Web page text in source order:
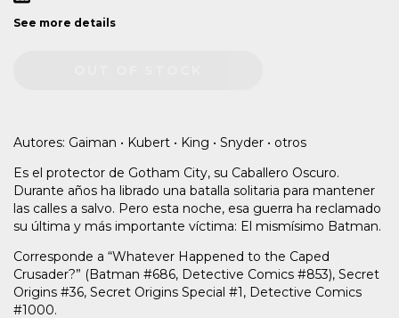
See more details
Autores: Gaiman • Kubert • King • Snyder • otros
Es el protector de Gotham City, su Caballero Oscuro.
Durante años ha librado una batalla solitaria para mantener
las calles a salvo. Pero esta noche, esa guerra ha reclamado
su última y más importante víctima: El mismísimo Batman.
Corresponde a “Whatever Happened to the Caped
Crusader?” (Batman #686, Detective Comics #853), Secret
Origins #36, Secret Origins Special #1, Detective Comics
#1000.